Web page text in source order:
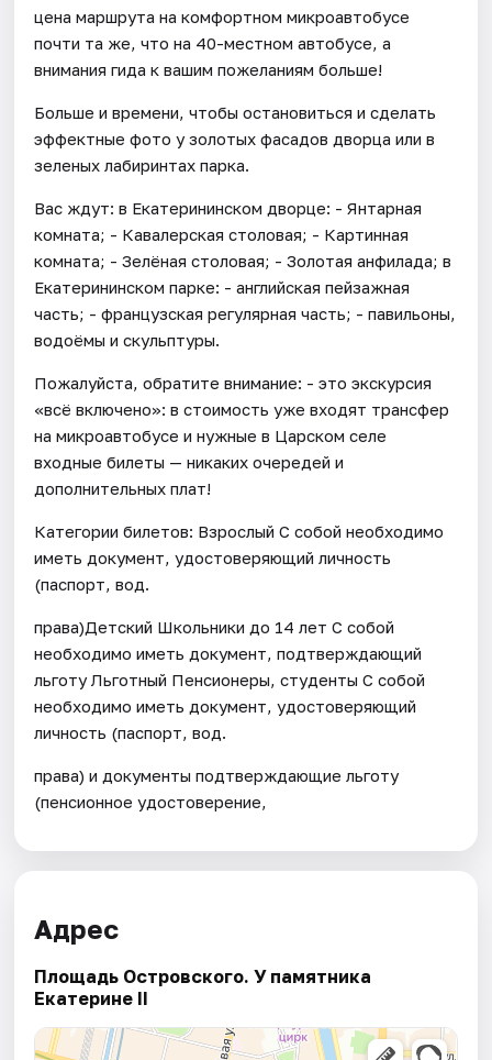
цена маршрута на комфортном микроавтобусе
почти та же, что на 40-местном автобусе, а
внимания гида к вашим пожеланиям больше!
Больше и времени, чтобы остановиться и сделать
эффектные фото у золотых фасадов дворца или в
зеленых лабиринтах парка.
Вас ждут: в Екатерининском дворце: - Янтарная
комната; - Кавалерская столовая; - Картинная
комната; - Зелёная столовая; - Золотая анфилада; в
Екатерининском парке: - английская пейзажная
часть; - французская регулярная часть; - павильоны,
водоёмы и скульптуры.
Пожалуйста, обратите внимание: - это экскурсия
«всё включено»‎: в стоимость уже входят трансфер
на микроавтобусе и нужные в Царском селе
входные билеты — никаких очередей и
дополнительных плат!
Категории билетов: Взрослый С собой необходимо
иметь документ, удостоверяющий личность
(паспорт, вод.
права)Детский Школьники до 14 лет С собой
необходимо иметь документ, подтверждающий
льготу Льготный Пенсионеры, студенты С собой
необходимо иметь документ, удостоверяющий
личность (паспорт, вод.
права) и документы подтверждающие льготу
(пенсионное удостоверение,
Адрес
Площадь Островского. У памятника
Екатерине II